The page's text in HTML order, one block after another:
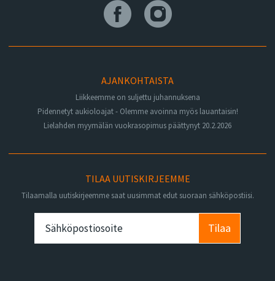
AJANKOHTAISTA
Liikkeemme on suljettu juhannuksena
Pidennetyt aukioloajat - Olemme avoinna myös lauantaisin!
Lielahden myymälän vuokrasopimus päättynyt 20.2.2026
TILAA UUTISKIRJEEMME
Tilaamalla uutiskirjeemme saat uusimmat edut suoraan sähköpostiisi.
Tilaa